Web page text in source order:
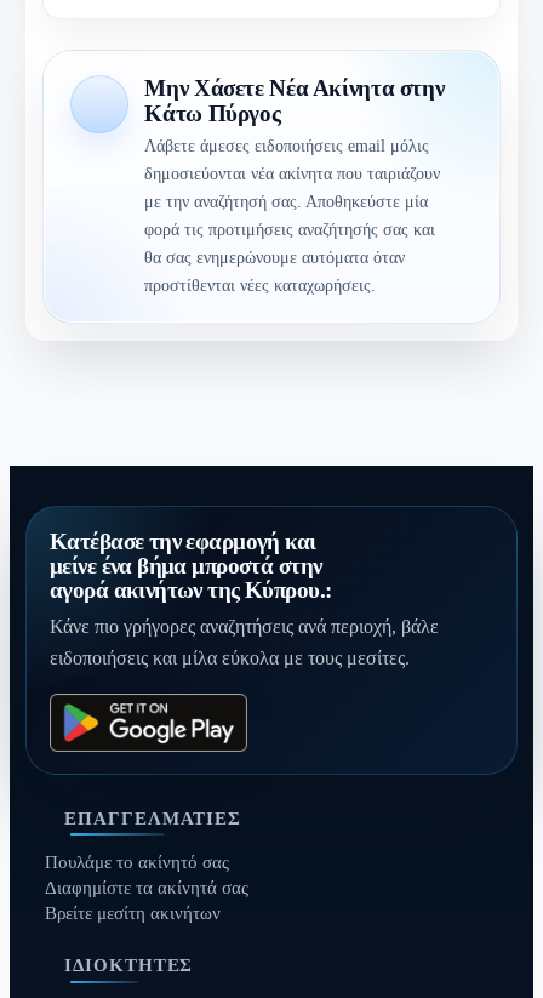
Μην Χάσετε Νέα Ακίνητα στην
Κάτω Πύργος
Λάβετε άμεσες ειδοποιήσεις email μόλις
δημοσιεύονται νέα ακίνητα που ταιριάζουν
με την αναζήτησή σας. Αποθηκεύστε μία
φορά τις προτιμήσεις αναζήτησής σας και
θα σας ενημερώνουμε αυτόματα όταν
προστίθενται νέες καταχωρήσεις.
Κατέβασε την εφαρμογή και
μείνε ένα βήμα μπροστά στην
αγορά ακινήτων της Κύπρου.:
Κάνε πιο γρήγορες αναζητήσεις ανά περιοχή, βάλε
ειδοποιήσεις και μίλα εύκολα με τους μεσίτες.
ΕΠΑΓΓΕΛΜΑΤΊΕΣ
Πουλάμε το ακίνητό σας
Διαφημίστε τα ακίνητά σας
Βρείτε μεσίτη ακινήτων
ΙΔΙΟΚΤΉΤΕΣ